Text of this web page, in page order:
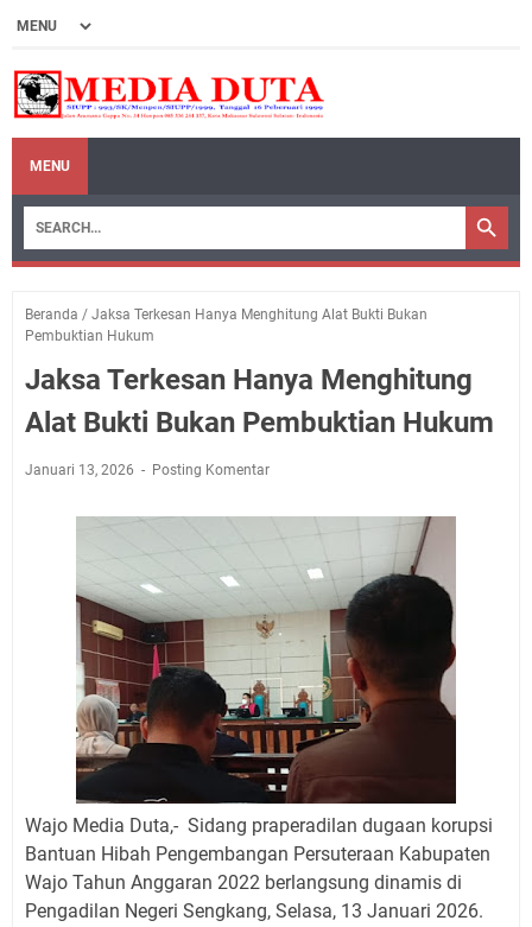
MENU
Beranda / Jaksa Terkesan Hanya Menghitung Alat Bukti Bukan
Pembuktian Hukum
Jaksa Terkesan Hanya Menghitung
Alat Bukti Bukan Pembuktian Hukum
Januari 13, 2026 Posting Komentar
Wajo Media Duta,- Sidang praperadilan dugaan korupsi
Bantuan Hibah Pengembangan Persuteraan Kabupaten
Wajo Tahun Anggaran 2022 berlangsung dinamis di
Pengadilan Negeri Sengkang, Selasa, 13 Januari 2026.